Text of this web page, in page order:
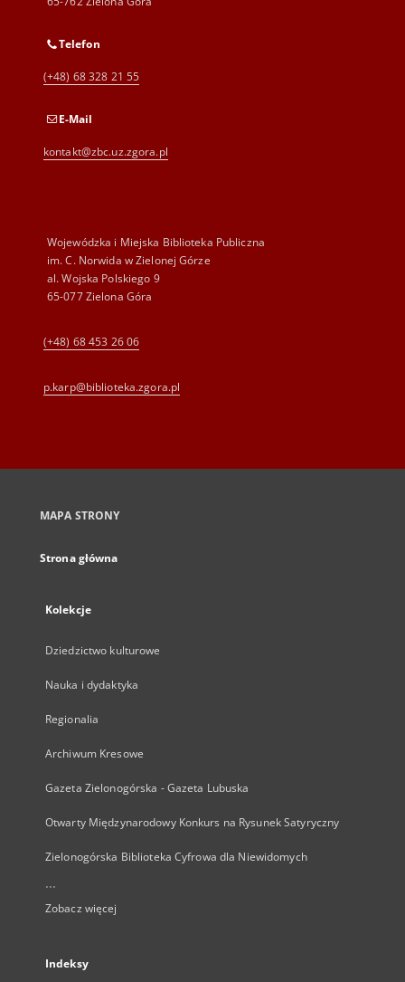
Telefon
(+48) 68 328 21 55
E-Mail
kontakt@zbc.uz.zgora.pl
Wojewódzka i Miejska Biblioteka Publiczna
im. C. Norwida w Zielonej Górze
al. Wojska Polskiego 9
65-077 Zielona Góra
(+48) 68 453 26 06
p.karp@biblioteka.zgora.pl
MAPA STRONY
Strona główna
Kolekcje
Dziedzictwo kulturowe
Nauka i dydaktyka
Regionalia
Archiwum Kresowe
Gazeta Zielonogórska - Gazeta Lubuska
Otwarty Międzynarodowy Konkurs na Rysunek Satyryczny
Zielonogórska Biblioteka Cyfrowa dla Niewidomych
...
Zobacz więcej
Indeksy